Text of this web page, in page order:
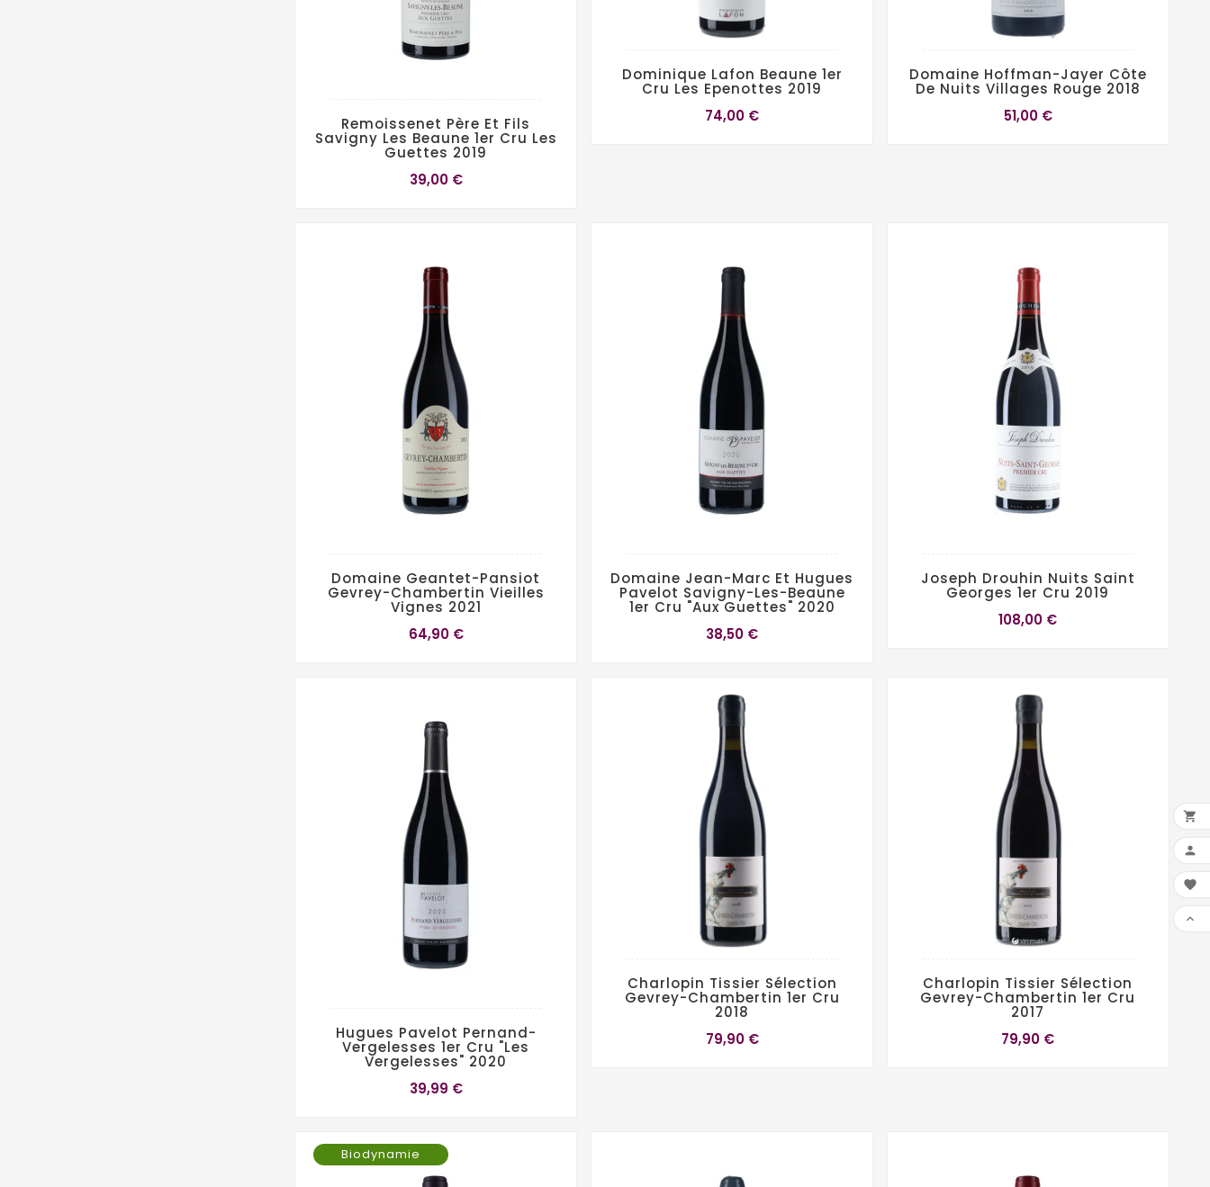
Remoissenet Père Et Fils
Savigny Les Beaune 1er Cru Les
Guettes 2019
39,00 €
Dominique Lafon Beaune 1er
Cru Les Epenottes 2019
74,00 €
Domaine Hoffman-Jayer Côte
De Nuits Villages Rouge 2018
51,00 €
Domaine Geantet-Pansiot
Gevrey-Chambertin Vieilles
Vignes 2021
64,90 €
Domaine Jean-Marc Et Hugues
Pavelot Savigny-Les-Beaune
1er Cru "Aux Guettes" 2020
38,50 €
Joseph Drouhin Nuits Saint
Georges 1er Cru 2019
108,00 €
Hugues Pavelot Pernand-
Vergelesses 1er Cru "Les
Vergelesses" 2020
39,99 €
Charlopin Tissier Sélection
Gevrey-Chambertin 1er Cru
2018
79,90 €
Charlopin Tissier Sélection
Gevrey-Chambertin 1er Cru
2017
79,90 €
Biodynamie



